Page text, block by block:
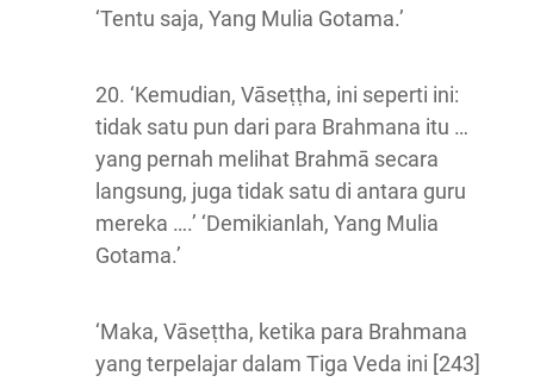
‘Tentu saja, Yang Mulia Gotama.’
20. ‘Kemudian, Vāseṭṭha, ini seperti ini:
tidak satu pun dari para Brahmana itu …
yang pernah melihat Brahmā secara
langsung, juga tidak satu di antara guru
mereka ….’ ‘Demikianlah, Yang Mulia
Gotama.’
‘Maka, Vāseṭtha, ketika para Brahmana
yang terpelajar dalam Tiga Veda ini [243]